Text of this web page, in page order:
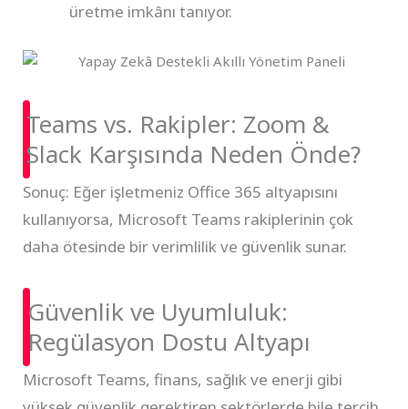
üretme imkânı tanıyor.
Teams vs. Rakipler: Zoom &
Slack Karşısında Neden Önde?
Sonuç: Eğer işletmeniz Office 365 altyapısını
kullanıyorsa, Microsoft Teams rakiplerinin çok
daha ötesinde bir verimlilik ve güvenlik sunar.
Güvenlik ve Uyumluluk:
Regülasyon Dostu Altyapı
Microsoft Teams, finans, sağlık ve enerji gibi